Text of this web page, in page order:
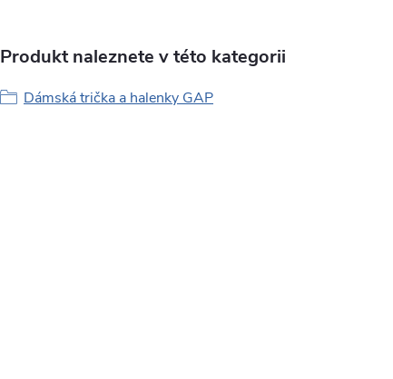
Produkt naleznete v této kategorii
Dámská trička a halenky GAP